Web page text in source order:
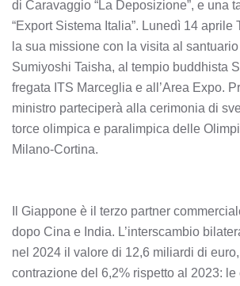
di Caravaggio “La Deposizione”, e una
“Export Sistema Italia”. Lunedì 14 aprile
la sua missione con la visita al
Sumiyoshi Taisha, al tempio buddhista
fregata ITS Marceglia e all’Area Expo.
ministro parteciperà alla cerimonia di
torce olimpica e paralimpica delle
Milano-Cortina.
Il Giappone è il terzo partner
dopo Cina e India. L’interscambio
nel 2024 il valore di 12,6 miliardi di
contrazione del 6,2% rispetto al 2023: le